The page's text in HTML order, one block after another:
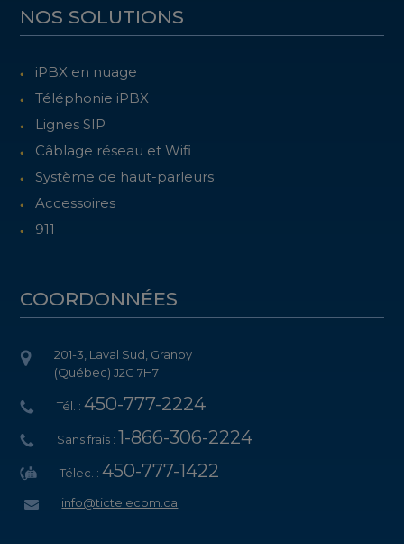
NOS SOLUTIONS
iPBX en nuage
Téléphonie iPBX
Lignes SIP
Câblage réseau et Wifi
Système de haut-parleurs
Accessoires
911
COORDONNÉES
201-3, Laval Sud, Granby
(Québec) J2G 7H7
Tél. :450-777-2224
Sans frais : 1-866-306-2224
Télec. :450-777-1422
info@tictelecom.ca